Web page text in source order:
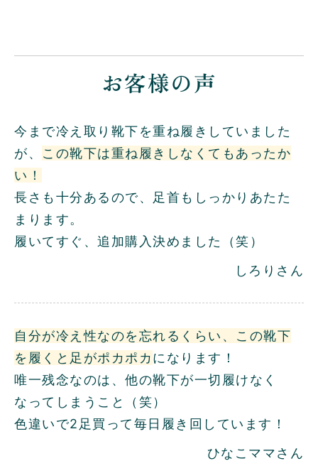
お客様の声
今まで冷え取り靴下を重ね履きしていました
が、 この靴下は重ね履きしなくてもあったか
い！
長さも十分あるので、足首もしっかりあたた
まります。
履いてすぐ、追加購入決めました（笑）
しろりさん
自分が冷え性なのを忘れるくらい、この靴下
を履くと足がポカポカになります！
唯一残念なのは、他の靴下が一切履けなく
なってしまうこと（笑）
色違いで2足買って毎日履き回しています！
ひなこママさん